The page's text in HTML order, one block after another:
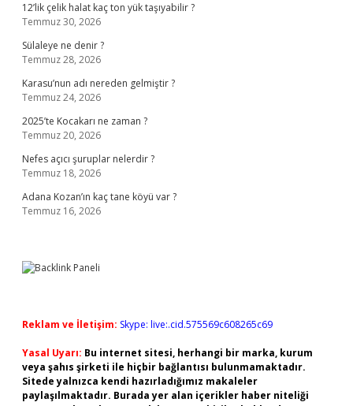
12’lik çelik halat kaç ton yük taşıyabilir ?
Temmuz 30, 2026
Sülaleye ne denir ?
Temmuz 28, 2026
Karasu’nun adı nereden gelmiştir ?
Temmuz 24, 2026
2025’te Kocakarı ne zaman ?
Temmuz 20, 2026
Nefes açıcı şuruplar nelerdir ?
Temmuz 18, 2026
Adana Kozan’ın kaç tane köyü var ?
Temmuz 16, 2026
Reklam ve İletişim: Skype: live:.cid.575569c608265c69
Yasal Uyarı: Bu internet sitesi, herhangi bir marka, kurum
veya şahıs şirketi ile hiçbir bağlantısı bulunmamaktadır.
Sitede yalnızca kendi hazırladığımız makaleler
paylaşılmaktadır. Burada yer alan içerikler haber niteliği